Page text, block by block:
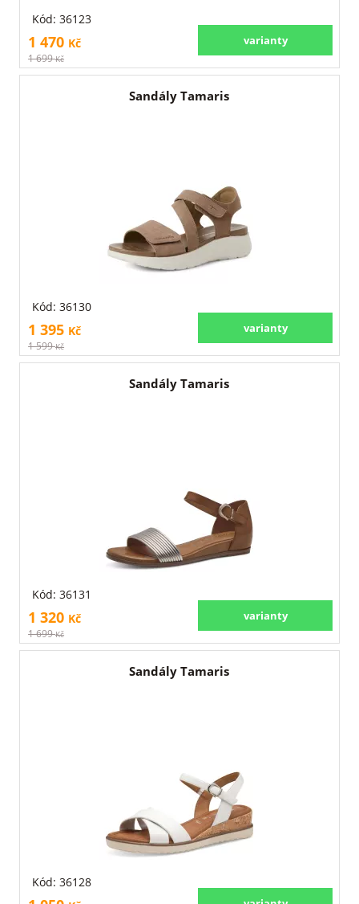
Kód: 36123
varianty
1 470 Kč
1 699Kč
Sandály Tamaris
Kód: 36130
varianty
1 395 Kč
1 599Kč
Sandály Tamaris
Kód: 36131
varianty
1 320 Kč
1 699Kč
Sandály Tamaris
Kód: 36128